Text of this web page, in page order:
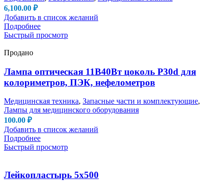
6,100.00 ₽
Добавить в список желаний
Подробнее
Быстрый просмотр
Продано
Лампа оптическая 11В40Вт цоколь P30d для
колориметров, ПЭК, нефелометров
Медицинская техника, Запасные части и комплектующие,
Лампы для медицинского оборудования
100.00 ₽
Добавить в список желаний
Подробнее
Быстрый просмотр
Лейкопластырь 5х500